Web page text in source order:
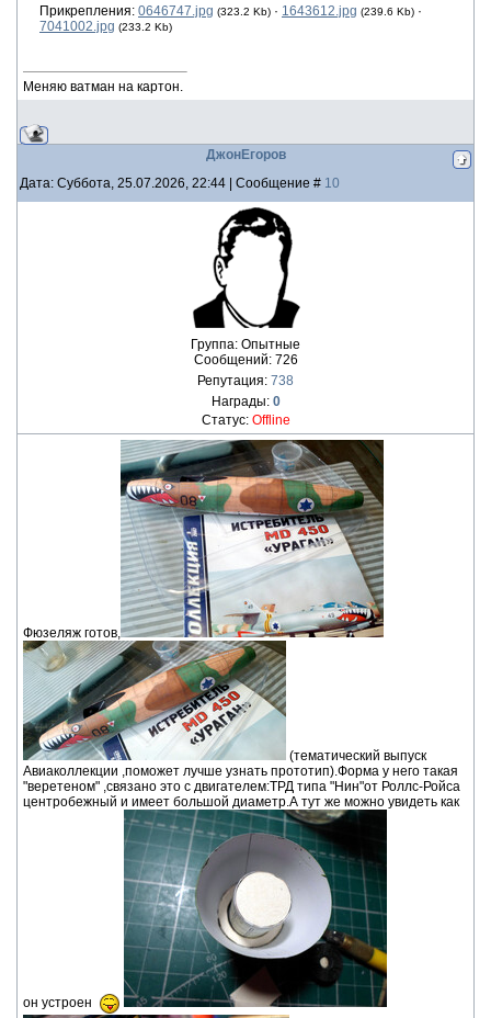
Прикрепления: 0646747.jpg (323.2 Kb) · 1643612.jpg (239.6 Kb) ·
7041002.jpg (233.2 Kb)
Меняю ватман на картон.
ДжонЕгоров
Дата: Суббота, 25.07.2026, 22:44 | Сообщение # 10
Группа: Опытные
Сообщений: 726
Репутация: 738
Награды: 0
Статус: Offline
Фюзеляж готов,
(тематический выпуск
Авиаколлекции ,поможет лучше узнать прототип).Форма у него такая
"веретеном" ,связано это с двигателем:ТРД типа "Нин"от Роллс-Ройса
центробежный и имеет большой диаметр.А тут же можно увидеть как
он устроен